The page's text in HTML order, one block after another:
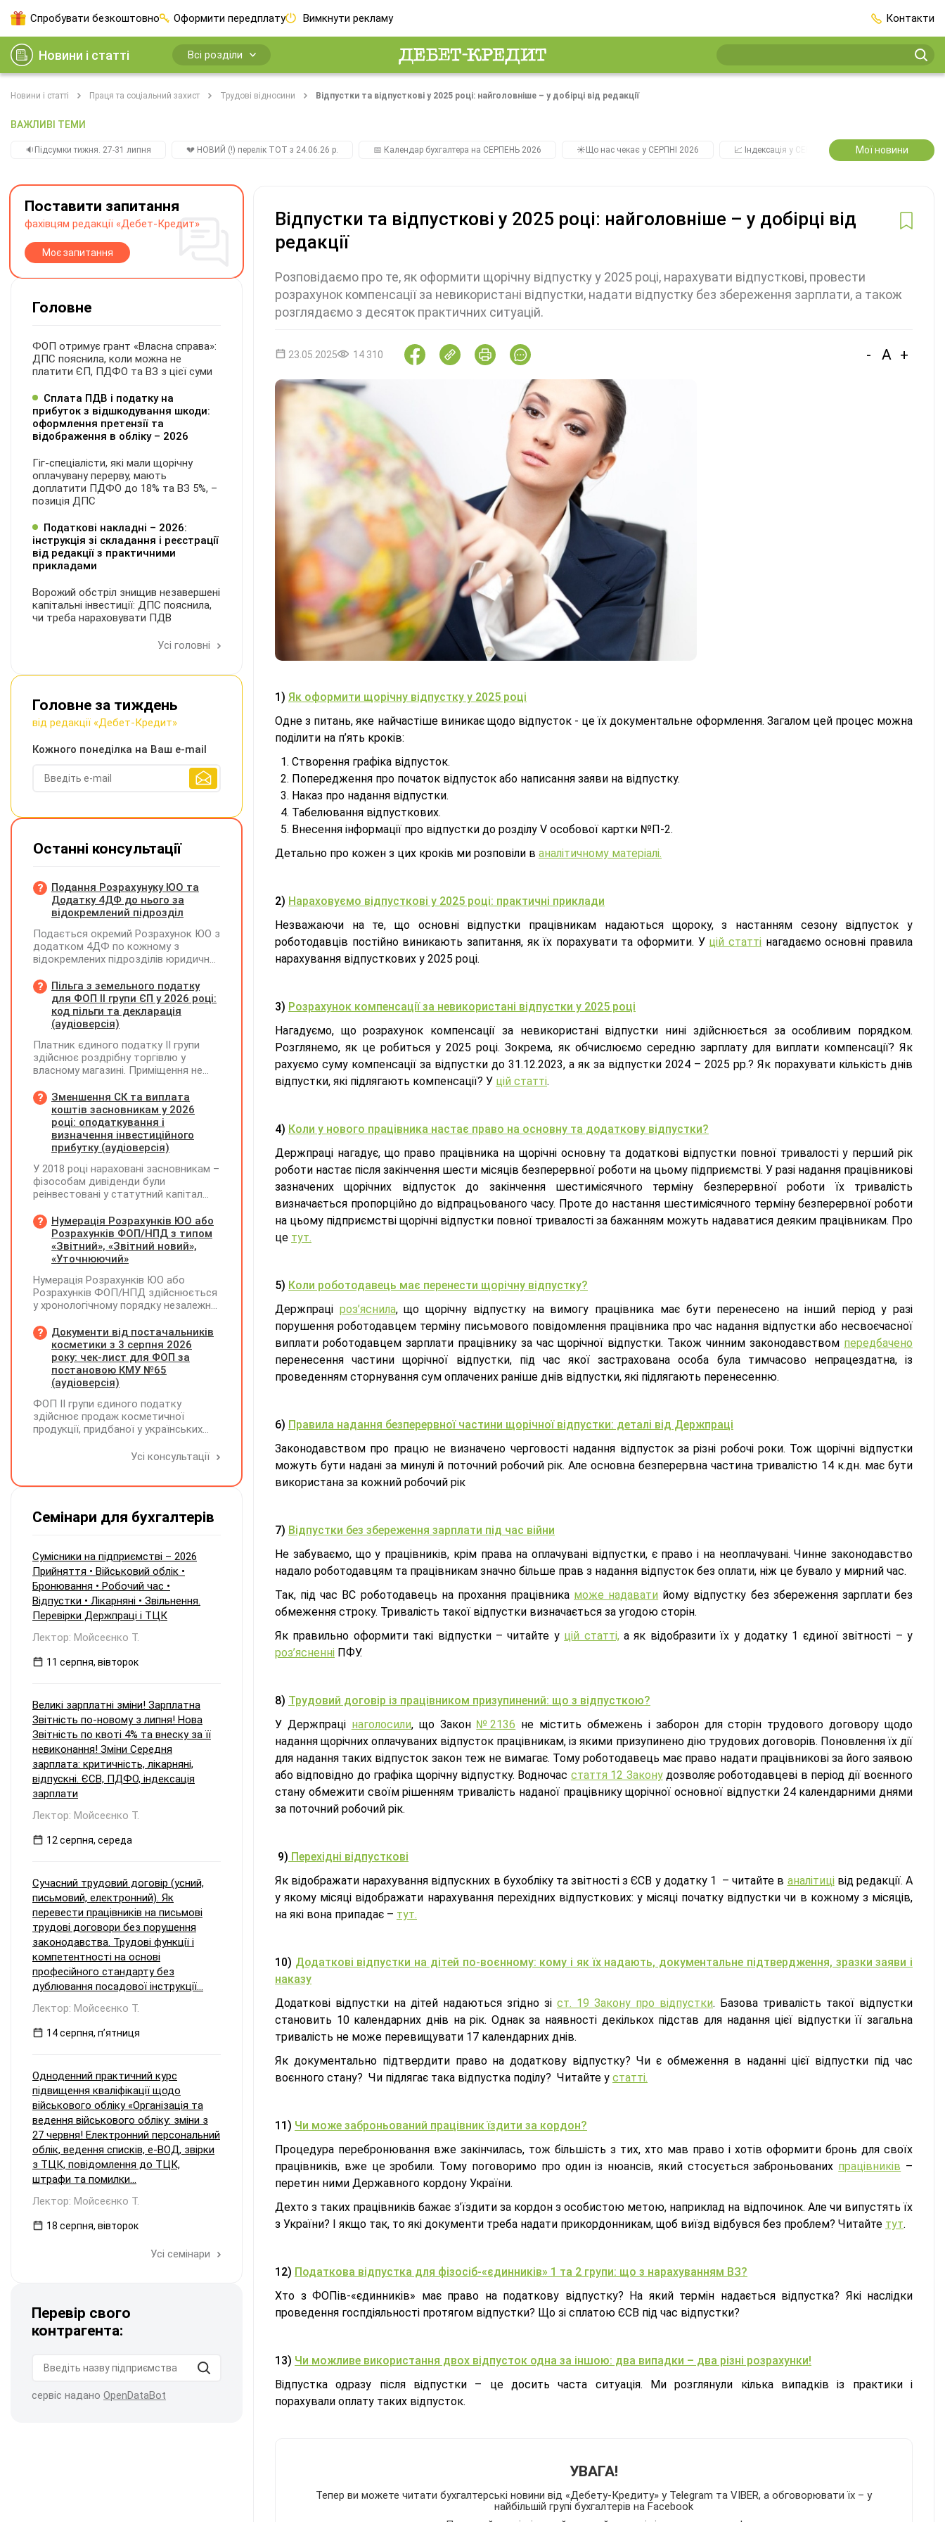
Спробувати безкоштовно Оформити передплату Вимкнути рекламу Контакти
Новини і статті Всі розділи
Новини і статті Праця та соціальний захист Трудові відносини Відпустки та відпусткові у 2025 році: найголовніше – у добірці від редакції
ВАЖЛИВІ ТЕМИ
🔉Підсумки тижня. 27-31 липня 💔 НОВИЙ (!) перелік ТОТ з 24.06.26 р. 📅 Календар бухгалтера на СЕРПЕНЬ 2026 ☀️Що нас чекає у СЕРПНІ 2026 📈 Індексація у СЕРПНІ 2️⃣0️⃣2️⃣7️⃣ Усі
Мої новини
Відпустки та відпусткові у 2025 році: найголовніше – у добірці від
редакції
Розповідаємо про те, як оформити щорічну відпустку у 2025 році, нарахувати відпусткові, провести
розрахунок компенсації за невикористані відпустки, надати відпустку без збереження зарплати, а також
розглядаємо з десяток практичних ситуацій.
23.05.2025 14 310 - A +
1) Як оформити щорічну відпустку у 2025 році
Одне з питань, яке найчастіше виникає щодо відпусток - це їх документальне оформлення. Загалом цей процес можна
поділити на п’ять кроків:
Створення графіка відпусток.
Попередження про початок відпусток або написання заяви на відпустку.
Наказ про надання відпустки.
Табелювання відпусткових.
Внесення інформації про відпустки до розділу V особової картки №П-2.
Детально про кожен з цих кроків ми розповіли в аналітичному матеріалі.
2) Нараховуємо відпусткові у 2025 році: практичні приклади
Незважаючи на те, що основні відпустки працівникам надаються щороку, з настанням сезону відпусток у
роботодавців постійно виникають запитання, як їх порахувати та оформити. У цій статті нагадаємо основні правила
нарахування відпусткових у 2025 році.
3) Розрахунок компенсації за невикористані відпустки у 2025 році
Нагадуємо, що розрахунок компенсації за невикористані відпустки нині здійснюється за особливим порядком.
Розглянемо, як це робиться у 2025 році. Зокрема, як обчислюємо середню зарплату для виплати компенсації? Як
рахуємо суму компенсації за відпустки до 31.12.2023, а як за відпустки 2024 – 2025 рр.? Як порахувати кількість днів
відпустки, які підлягають компенсації? У цій статті.
4) Коли у нового працівника настає право на основну та додаткову відпустки?
Держпраці нагадує, що право працівника на щорічні основну та додаткові відпустки повної тривалості у перший рік
роботи настає після закінчення шести місяців безперервної роботи на цьому підприємстві. У разі надання працівникові
зазначених щорічних відпусток до закінчення шестимісячного терміну безперервної роботи їх тривалість
визначається пропорційно до відпрацьованого часу. Проте до настання шестимісячного терміну безперервної роботи
на цьому підприємстві щорічні відпустки повної тривалості за бажанням можуть надаватися деяким працівникам. Про
це тут.
5) Коли роботодавець має перенести щорічну відпустку?
Держпраці роз’яснила, що щорічну відпустку на вимогу працівника має бути перенесено на інший період у разі
порушення роботодавцем терміну письмового повідомлення працівника про час надання відпустки або несвоєчасної
виплати роботодавцем зарплати працівнику за час щорічної відпустки. Також чинним законодавством передбачено
перенесення частини щорічної відпустки, під час якої застрахована особа була тимчасово непрацездатна, із
проведенням сторнування сум оплачених раніше днів відпустки, які підлягають перенесенню.
6) Правила надання безперервної частини щорічної відпустки: деталі від Держпраці
Законодавством про працю не визначено черговості надання відпусток за різні робочі роки. Тож щорічні відпустки
можуть бути надані за минулі й поточний робочий рік. Але основна безперервна частина тривалістю 14 к.дн. має бути
використана за кожний робочий рік
7) Відпустки без збереження зарплати під час війни
Не забуваємо, що у працівників, крім права на оплачувані відпустки, є право і на неоплачувані. Чинне законодавство
надало роботодавцям та працівникам значно більше прав з надання відпусток без оплати, ніж це бувало у мирний час.
Так, під час ВС роботодавець на прохання працівника може надавати йому відпустку без збереження зарплати без
обмеження строку. Тривалість такої відпустки визначається за угодою сторін.
Як правильно оформити такі відпустки – читайте у цій статті,а як відобразити їх у додатку 1 єдиної звітності – у
роз’ясненні ПФУ.
8) Трудовий договір із працівником призупинений: що з відпусткою?
У Держпраці наголосили, що Закон №2136 не містить обмежень і заборон для сторін трудового договору щодо
надання щорічних оплачуваних відпусток працівникам, із якими призупинено дію трудових договорів. Поновлення їх дії
для надання таких відпусток закон теж не вимагає. Тому роботодавець має право надати працівникові за його заявою
або відповідно до графіка щорічну відпустку. Водночас стаття 12 Законудозволяє роботодавцеві в період дії воєнного
стану обмежити своїм рішенням тривалість наданої працівнику щорічної основної відпустки 24 календарними днями
за поточний робочий рік.
9) Перехідні відпусткові
Як відображати нарахування відпускних в бухобліку та звітності з ЄСВ у додатку 1 – читайте в аналітицівід редакції. А
у якому місяці відображати нарахування перехідних відпусткових: у місяці початку відпустки чи в кожному з місяців,
на які вона припадає – тут.
10) Додаткові відпустки на дітей по-воєнному: кому і як їх надають, документальне підтвердження, зразки заяви і
наказу
Додаткові відпустки на дітей надаються згідно зі ст. 19 Закону про відпустки. Базова тривалість такої відпустки
становить 10 календарних днів на рік. Однак за наявності декількох підстав для надання цієї відпустки її загальна
тривалість не може перевищувати 17 календарних днів.
Як документально підтвердити право на додаткову відпустку? Чи є обмеження в наданні цієї відпустки під час
воєнного стану? Чи підлягає така відпустка поділу? Читайте у статті.
11) Чи може заброньований працівник їздити за кордон?
Процедура перебронювання вже закінчилась, тож більшість з тих, хто мав право і хотів оформити бронь для своїх
працівників, вже це зробили. Тому поговоримо про один із нюансів, який стосується заброньованих працівників –
перетин ними Державного кордону України.
Дехто з таких працівників бажає з’їздити за кордон з особистою метою, наприклад на відпочинок. Але чи випустять їх
з України? І якщо так, то які документи треба надати прикордонникам, щоб виїзд відбувся без проблем? Читайте тут.
12) Податкова відпустка для фізосіб-«єдинників» 1 та 2 групи: що з нарахуванням ВЗ?
Хто з ФОПів-«єдинників» має право на податкову відпустку? На який термін надається відпустка? Які наслідки
проведення госпдіяльності протягом відпустки? Що зі сплатою ЄСВ під час відпустки?
13) Чи можливе використання двох відпусток одна за іншою: два випадки – два різні розрахунки!
Відпустка одразу після відпустки – це досить часта ситуація. Ми розглянули кілька випадків із практики і
порахували оплату таких відпусток.
УВАГА!
Тепер ви можете читати бухгалтерські новини від «Дебету-Кредиту» у Telegram та VIBER, а обговорювати їх – у
найбільшій групі бухгалтерів на Facebook
Поставити запитання
фахівцям редакції «Дебет-Кредит»
Моє запитання
Головне
ФОП отримує грант «Власна справа»:
ДПС пояснила, коли можна не
платити ЄП, ПДФО та ВЗ з цієї суми
Сплата ПДВ і податку на
прибуток з відшкодування шкоди:
оформлення претензії та
відображення в обліку – 2026
Гіг-спеціалісти, які мали щорічну
оплачувану перерву, мають
доплатити ПДФО до 18% та ВЗ 5%, –
позиція ДПС
Податкові накладні – 2026:
інструкція зі складання і реєстрації
від редакції з практичними
прикладами
Ворожий обстріл знищив незавершені
капітальні інвестиції: ДПС пояснила,
чи треба нараховувати ПДВ
Усі головні
Головне за тиждень
від редакції «Дебет-Кредит»
Кожного понеділка на Ваш e-mail
Останні консультації
Подання Розрахунуку ЮО та
Додатку 4ДФ до нього за
відокремлений підрозділ
Подається окремий Розрахунок ЮО з
додатком 4ДФ по кожному з
відокремлених підрозділів юридичної
нараховувати, утримувати і
сплачувати (перераховувати)
податок на доходи фізичних осіб до
бюджету
Пільга з земельного податку
для ФОП ІІ групи ЄП у 2026 році:
код пільги та декларація
(аудіоверсія)
Платник єдиного податку ІІ групи
здійснює роздрібну торгівлю у
власному магазині. Приміщення не
земельну ділянку має як ФОП. Як
правильно застосувати пільгу з
земельного податку? Подано форму
№20-ОПП на магазин і землю. Чи
необхідно подавати декларацію з
пільги зазначати?
Зменшення СК та виплата
коштів засновникам у 2026
році: оподаткування і
визначення інвестиційного
прибутку (аудіоверсія)
У 2018 році нараховані засновникам –
фізособам дивіденди були
реінвестовані у статутний капітал
ПДФО та ВЗ. Крім того, статутний
капітал збільшувався за рахунок
нерозподіленого прибутку без
нарахування дивідендів. У 2026 році
виплатити кошти засновникам. Чи
потрібно утримувати ПДФО та ВЗ?
Нумерація Розрахунків ЮО або
Розрахунків ФОП/НПД з типом
«Звітний», «Звітний новий»,
«Уточнюючий»
Нумерація Розрахунків ЮО або
Розрахунків ФОП/НПД здійснюється
у хронологічному порядку незалежно
звітного (податкового) періоду та не
продовжується в наступних
Документи від постачальників
косметики з 3 серпня 2026
року: чек-лист для ФОП за
постановою КМУ №65
(аудіоверсія)
ФОП ІІ групи єдиного податку
здійснює продаж косметичної
продукції, придбаної у українських
потрібно вимагати від
постановою КМУ від 20.01.2021 р.
Усі консультації
Семінари для бухгалтерів
Сумісники на підприємстві – 2026
Прийняття • Військовий облік •
Бронювання • Робочий час •
Відпустки • Лікарняні • Звільнення.
Перевірки Держпраці і ТЦК
Лектор: Мойсеєнко Т.
11 серпня, вівторок
Великі зарплатні зміни! Зарплатна
Звітність по-новому з липня! Нова
Звітність по квоті 4% та внеску за її
невиконання! Зміни Середня
зарплата: критичність, лікарняні,
відпускні. ЄСВ, ПДФО, індексація
зарплати
Лектор: Мойсеєнко Т.
12 серпня, середа
Сучасний трудовий договір (усний,
письмовий, електронний). Як
перевести працівників на письмові
трудові договори без порушення
законодавства. Трудові функції і
компетентності на основі
професійного стандарту без
дублювання посадової інструкції...
Лектор: Мойсеєнко Т.
14 серпня, пʼятниця
Одноденний практичний курс
підвищення кваліфікації щодо
військового обліку «Організація та
ведення військового обліку: зміни з
27 червня! Електронний персональний
облік, ведення списків, е-ВОД, звірки
з ТЦК, повідомлення до ТЦК,
штрафи та помилки...
Лектор: Мойсеєнко Т.
18 серпня, вівторок
Усі семінари
Перевір свого
контрагента:
сервіс надано OpenDataBot